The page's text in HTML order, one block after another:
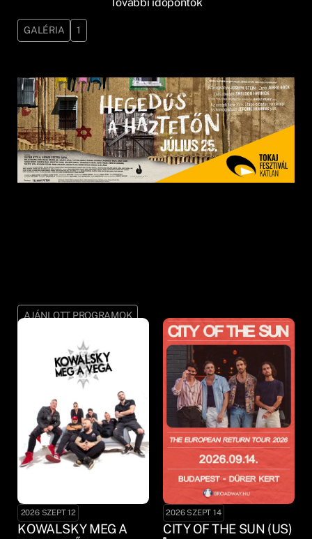
További időpontok
GALÉRIA 1
AJÁNLOTT PROGRAMOK
2026 SZEPT 12
KOWALSKY MEG A
2026 SZEPT 14
CITY OF THE SUN (US)